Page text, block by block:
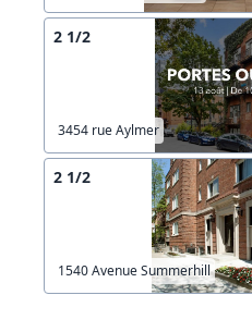
2 1/2
3454 rue Aylmer
2 1/2
1540 Avenue Summerhill